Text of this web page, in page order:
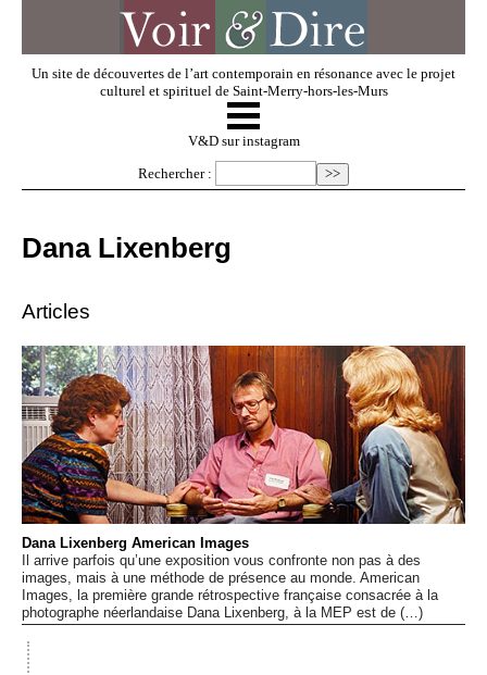
Un site de découvertes de l’art contemporain en résonance avec le projet
culturel et spirituel de Saint-Merry-hors-les-Murs
V & D
Regarder
Dossiers
Événements
Sacré
☰
V&D sur instagram
Rechercher :
Dana Lixenberg
Articles
Dana Lixenberg American Images
Il arrive parfois qu’une exposition vous confronte non pas à des
images, mais à une méthode de présence au monde. American
Images, la première grande rétrospective française consacrée à la
photographe néerlandaise Dana Lixenberg, à la MEP est de (…)